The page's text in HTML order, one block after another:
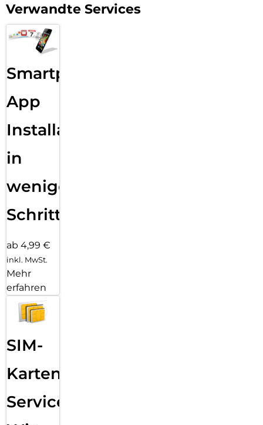
Verwandte Services
Smartphone
App
Installation
in
wenigen
Schritten
ab 4,99 €
inkl. MwSt.
Mehr
erfahren
SIM-
Karten
Service: